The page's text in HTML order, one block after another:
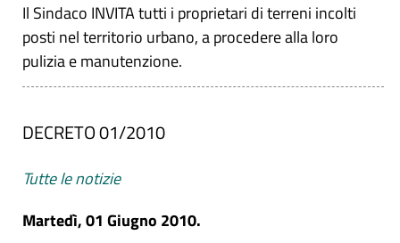
Il Sindaco INVITA tutti i proprietari di terreni incolti
posti nel territorio urbano, a procedere alla loro
pulizia e manutenzione.
DECRETO 01/2010
Tutte le notizie
Martedì, 01 Giugno 2010.